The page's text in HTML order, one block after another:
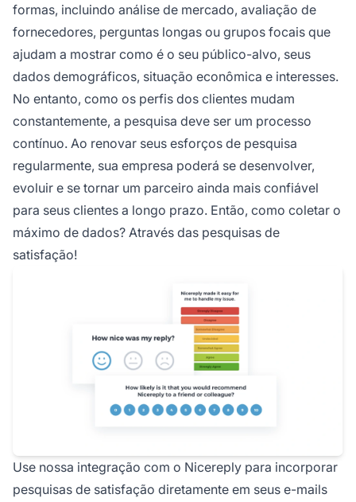
formas, incluindo análise de mercado, avaliação de
fornecedores, perguntas longas ou grupos focais que
ajudam a mostrar como é o seu público-alvo, seus
dados demográficos, situação econômica e interesses.
No entanto, como os perfis dos clientes mudam
constantemente, a pesquisa deve ser um processo
contínuo. Ao renovar seus esforços de pesquisa
regularmente, sua empresa poderá se desenvolver,
evoluir e se tornar um parceiro ainda mais confiável
para seus clientes a longo prazo. Então, como coletar o
máximo de dados? Através das pesquisas de
satisfação!
Use nossa integração com o Nicereply para incorporar
pesquisas de satisfação diretamente em seus e-mails